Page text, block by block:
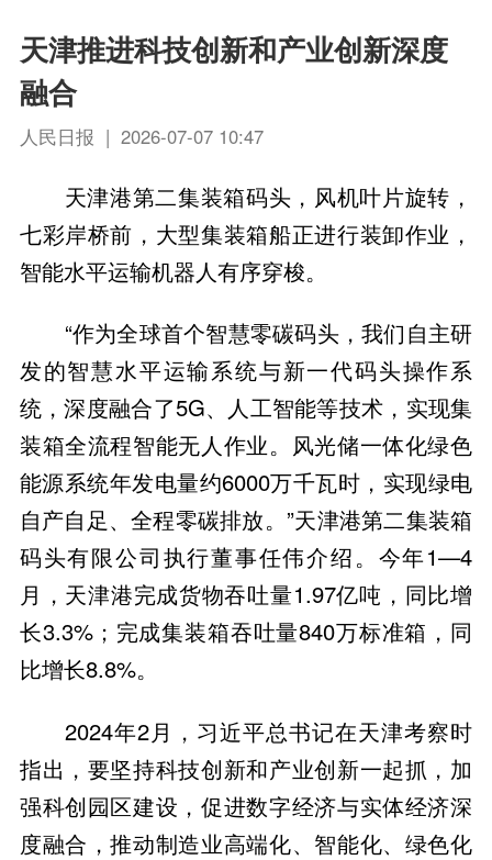
天津推进科技创新和产业创新深度
融合
人民日报 | 2026-07-07 10:47
天津港第二集装箱码头，风机叶片旋转，
七彩岸桥前，大型集装箱船正进行装卸作业，
智能水平运输机器人有序穿梭。
“作为全球首个智慧零碳码头，我们自主研
发的智慧水平运输系统与新一代码头操作系
统，深度融合了5G、人工智能等技术，实现集
装箱全流程智能无人作业。风光储一体化绿色
能源系统年发电量约6000万千瓦时，实现绿电
自产自足、全程零碳排放。”天津港第二集装箱
码头有限公司执行董事任伟介绍。今年1—4
月，天津港完成货物吞吐量1.97亿吨，同比增
长3.3%；完成集装箱吞吐量840万标准箱，同
比增长8.8%。
2024年2月，习近平总书记在天津考察时
指出，要坚持科技创新和产业创新一起抓，加
强科创园区建设，促进数字经济与实体经济深
度融合，推动制造业高端化、智能化、绿色化